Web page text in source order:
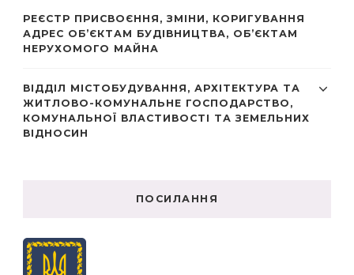
РЕЄСТР ПРИСВОЄННЯ, ЗМІНИ, КОРИГУВАННЯ
АДРЕС ОБ’ЄКТАМ БУДІВНИЦТВА, ОБ’ЄКТАМ
НЕРУХОМОГО МАЙНА
ВІДДІЛ МІСТОБУДУВАННЯ, АРХІТЕКТУРА ТА
ЖИТЛОВО-КОМУНАЛЬНЕ ГОСПОДАРСТВО,
КОМУНАЛЬНОЇ ВЛАСТИВОСТІ ТА ЗЕМЕЛЬНИХ
ВІДНОСИН
ПОСИЛАННЯ